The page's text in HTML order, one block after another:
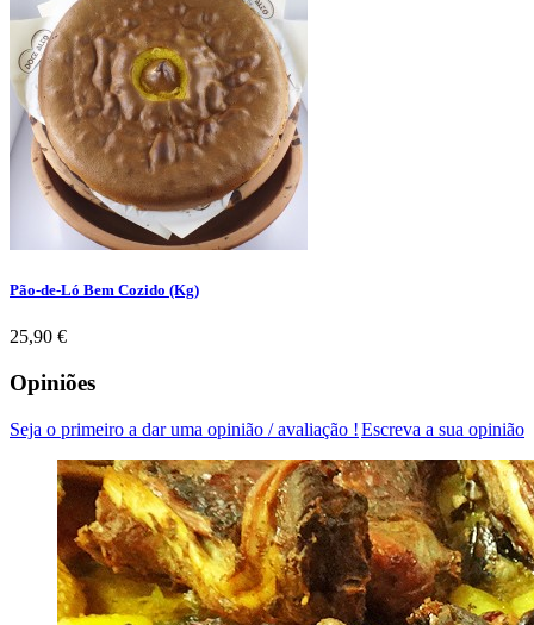
Pão-de-Ló Bem Cozido (Kg)
Preço
25,90 €
Opiniões
Escreva a sua opinião
Seja o primeiro a dar uma opinião / avaliação !